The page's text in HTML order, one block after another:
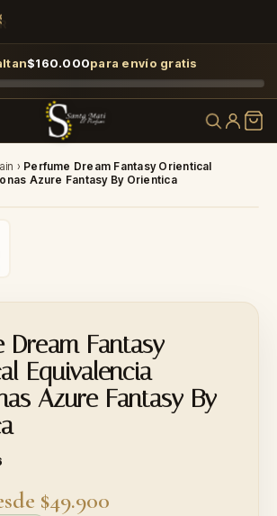
$160.000para envío gratis
› Perfume Dream Fantasy Orientical
Azure Fantasy By Orientica
Dream Fantasy
Equivalencia
Azure Fantasy By
$49.900